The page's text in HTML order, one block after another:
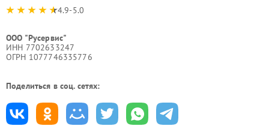
4.9-5.0
ООО "Русервис"
ИНН 7702633247
ОГРН 1077746335776
Поделиться в соц. сетях: